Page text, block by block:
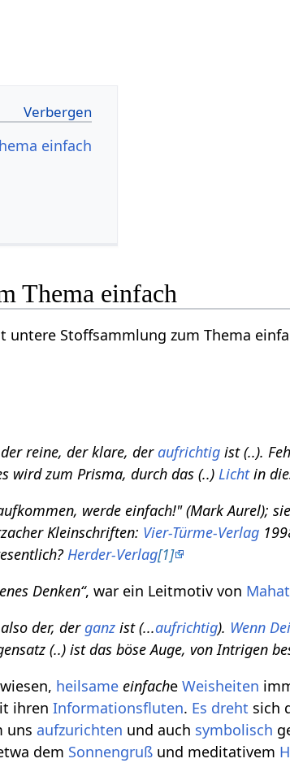
einfach
Thema einfach
untere Stoffsammlung zum Thema
reine, der klare, deraufrichtig ist (..).
wird zum Prisma, durch das (..)Lichtin
werde einfach!" (Mark Aurel);
Kleinschriften: Vier-Türme-Verlag
Herder-Verlag[1]
Denken“, war ein Leitmotiv von
der, derganz ist (...aufrichtig). Wenn
(..) ist das böse Auge, von Intrigen
heilsame einfacheWeisheiten
ihrenInformationsfluten. Es dreht sich
uns aufzurichten und auch symbolisch
dem Sonnengruß und meditativem